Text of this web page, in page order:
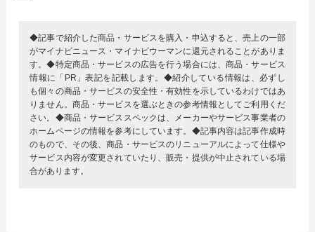
◆記事で紹介した商品・サービスを購入・申込すると、売上の一部
がマイナビニュース・マイナビウーマンに還元されることがありま
す。◆特定商品・サービスの広告を行う場合には、商品・サービス
情報に「PR」表記を記載します。◆紹介している情報は、必ずし
も個々の商品・サービスの安全性・有効性を示しているわけではあ
りません。商品・サービスを選ぶときの参考情報としてご利用くだ
さい。◆商品・サービススペックは、メーカーやサービス事業者の
ホームページの情報を参考にしています。◆記事内容は記事作成時
のもので、その後、商品・サービスのリニューアルによって仕様や
サービス内容が変更されていたり、販売・提供が中止されている場
合があります。